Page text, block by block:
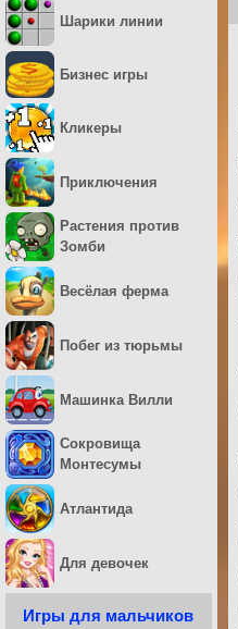
Шарики линии
Бизнес игры
Кликеры
Приключения
Растения против
Зомби
Весёлая ферма
Побег из тюрьмы
Машинка Вилли
Сокровища
Монтесумы
Атлантида
Для девочек
Игры для мальчиков